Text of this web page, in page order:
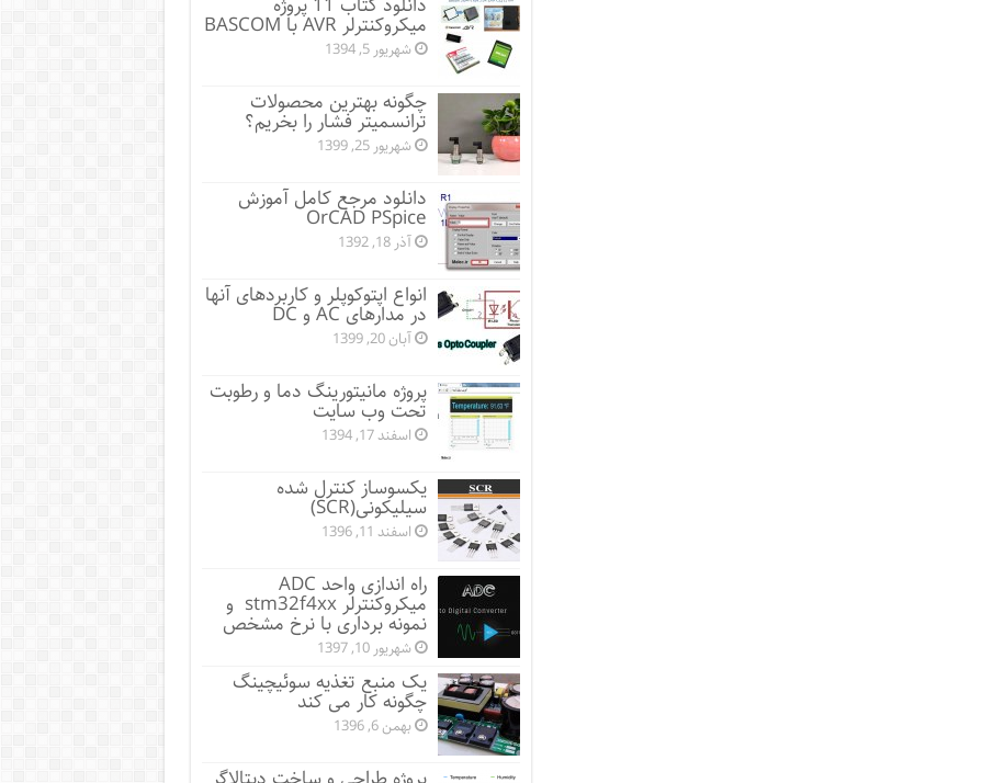
میکروکنترلر AVR با BASCOM
شهریور 5, 1394
چگونه بهترین محصولات
ترانسمیتر فشار را بخریم؟
شهریور 25, 1399
دانلود مرجع کامل آموزش
OrCAD PSpice
آذر 18, 1392
انواع اپتوکوپلر و کاربردهای آنها
در مدارهای AC و DC
آبان 20, 1399
پروژه مانيتورينگ دما و رطوبت
تحت وب سایت
اسفند 17, 1394
یکسوساز کنترل شده
سیلیکونی(SCR)
اسفند 11, 1396
راه اندازی واحد ADC
میکروکنترلر stm32f4xx و
نمونه برداری با نرخ مشخص
شهریور 10, 1397
یک منبع تغذیه سوئیچینگ
چگونه کار می کند
بهمن 6, 1396